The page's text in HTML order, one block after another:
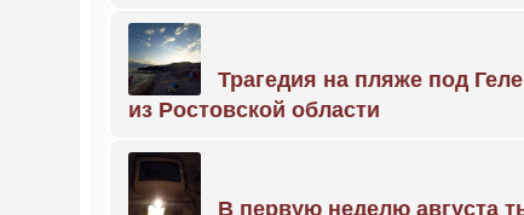
Трагедия на пляже под
из Ростовской области
В первую неделю августа